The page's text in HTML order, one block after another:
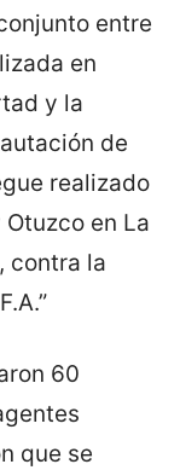
entre
en
y la
de
realizado
en La
contra la
60
que se